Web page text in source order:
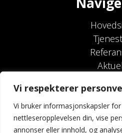
Vi respekterer
Vi bruker informasjonskapsler
nettleseropplevelsen din, vise
annonser eller innhold, og
Kontakt
2026 © TopLogic AS – Innholdet er